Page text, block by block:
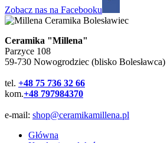
Zobacz nas na Facebooku
Ceramika "Millena"
Parzyce 108
59-730 Nowogrodziec (blisko Bolesławca)
tel. +48 75 736 32 66
kom.+48 797984370
e-mail: shop@ceramikamillena.pl
Główna